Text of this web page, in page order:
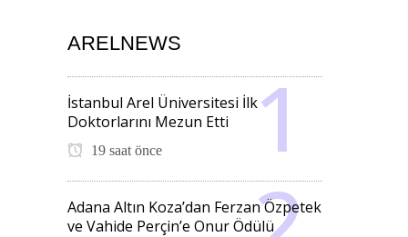
ARELNEWS
İstanbul Arel Üniversitesi İlk
Doktorlarını Mezun Etti
19 saat önce
Adana Altın Koza’dan Ferzan Özpetek
ve Vahide Perçin’e Onur Ödülü